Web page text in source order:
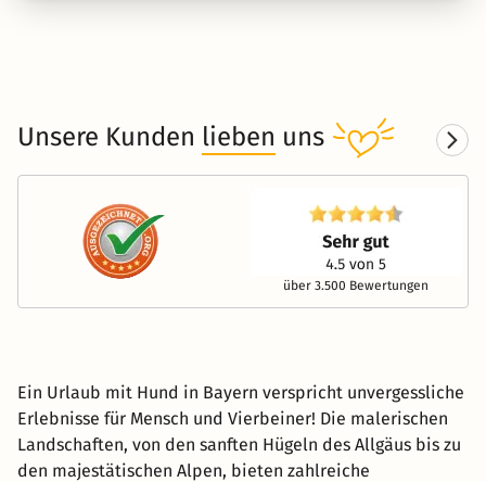
Unsere Kunden lieben uns
über 3.500 Bewertungen
Ein Urlaub mit Hund in Bayern verspricht unvergessliche
Erlebnisse für Mensch und Vierbeiner! Die malerischen
Landschaften, von den sanften Hügeln des Allgäus bis zu
den majestätischen Alpen, bieten zahlreiche